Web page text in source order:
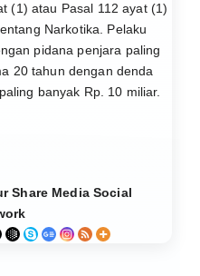
(1) atau Pasal 112 ayat (1)
Narkotika. Pelaku
pidana penjara paling
20 tahun dengan denda
banyak Rp. 10 miliar.
Share Media Social